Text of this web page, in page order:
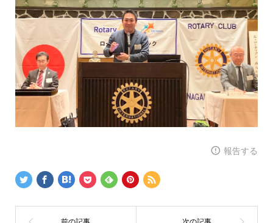
報告する